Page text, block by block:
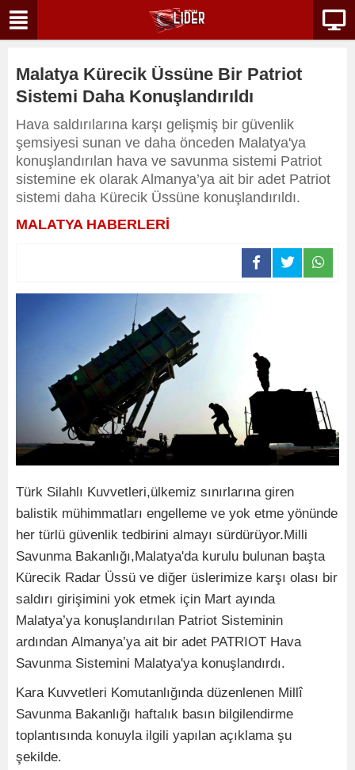
Malatya Kürecik Üssüne Bir Patriot
Sistemi Daha Konuşlandırıldı
Hava saldırılarına karşı gelişmiş bir güvenlik
şemsiyesi sunan ve daha önceden Malatya'ya
konuşlandırılan hava ve savunma sistemi Patriot
sistemine ek olarak Almanya’ya ait bir adet Patriot
sistemi daha Kürecik Üssüne konuşlandırıldı.
MALATYA HABERLERİ
Türk Silahlı Kuvvetleri,ülkemiz sınırlarına giren
balistik mühimmatları engelleme ve yok etme yönünde
her türlü güvenlik tedbirini almayı sürdürüyor.Milli
Savunma Bakanlığı,Malatya'da kurulu bulunan başta
Kürecik Radar Üssü ve diğer üslerimize karşı olası bir
saldırı girişimini yok etmek için Mart ayında
Malatya’ya konuşlandırılan Patriot Sisteminin
ardından Almanya’ya ait bir adet PATRIOT Hava
Savunma Sistemini Malatya'ya konuşlandırdı.
Kara Kuvvetleri Komutanlığında düzenlenen Millî
Savunma Bakanlığı haftalık basın bilgilendirme
toplantısında konuyla ilgili yapılan açıklama şu
şekilde.